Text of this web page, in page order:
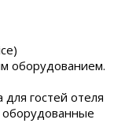
оборудованием.
для гостей отеля
оборудованные